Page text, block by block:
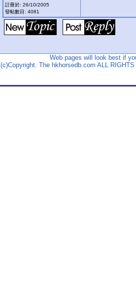
註冊於: 26/10/2005
發帖數目: 4081
Web pages will look best if
(c)Copyright. The hkhorsedb.com ALL